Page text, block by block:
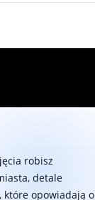
robisz
detale
które opowiadają o